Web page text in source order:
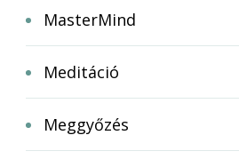
MasterMind
Meditáció
Meggyőzés